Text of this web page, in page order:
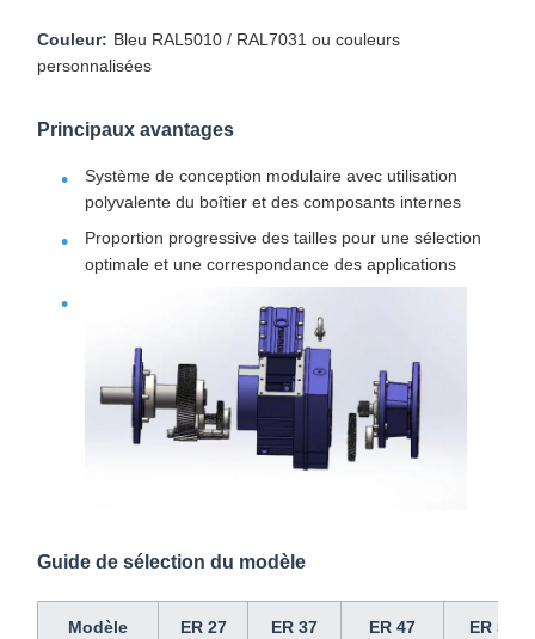
Couleur: Bleu RAL5010 / RAL7031 ou couleurs
personnalisées
Principaux avantages
Système de conception modulaire avec utilisation
polyvalente du boîtier et des composants internes
Proportion progressive des tailles pour une sélection
optimale et une correspondance des applications
Guide de sélection du modèle
Modèle ER 27 ER 37 ER 47 ER 57